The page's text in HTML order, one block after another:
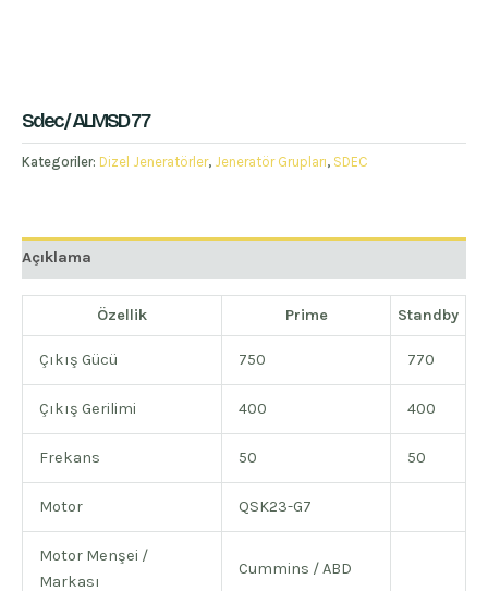
Sdec / ALMSD 77
Kategoriler: Dizel Jeneratörler, Jeneratör Grupları, SDEC
Açıklama
Özellik Prime Standby
Çıkış Gücü 750 770
Çıkış Gerilimi 400 400
Frekans 50 50
Motor QSK23-G7
Motor Menşei /
Markası
Cummins / ABD